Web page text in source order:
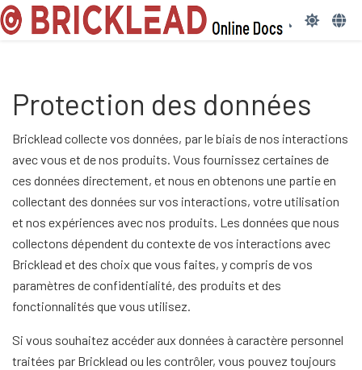
Protection des données
Bricklead collecte vos données, par le biais de nos interactions
avec vous et de nos produits. Vous fournissez certaines de
ces données directement, et nous en obtenons une partie en
collectant des données sur vos interactions, votre utilisation
et nos expériences avec nos produits. Les données que nous
collectons dépendent du contexte de vos interactions avec
Bricklead et des choix que vous faites, y compris de vos
paramètres de confidentialité, des produits et des
fonctionnalités que vous utilisez.
Si vous souhaitez accéder aux données à caractère personnel
traitées par Bricklead ou les contrôler, vous pouvez toujours